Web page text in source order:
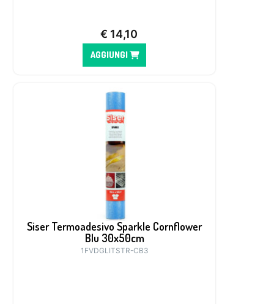
€ 14,10
AGGIUNGI
Siser Termoadesivo Sparkle Cornflower
Blu 30x50cm
1FVDGLITSTR-CB3